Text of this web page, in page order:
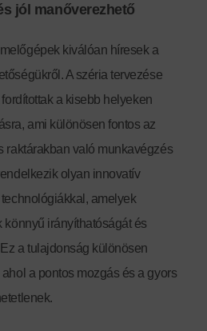
jól manőverezhető
kiválóan híresek a
A széria tervezése
a kisebb helyeken
ami különösen fontos az
raktárakban való munkavégzés
olyan innovatív
amelyek
könnyű irányíthatóságát és
a tulajdonság különösen
a pontos mozgás és a gyors